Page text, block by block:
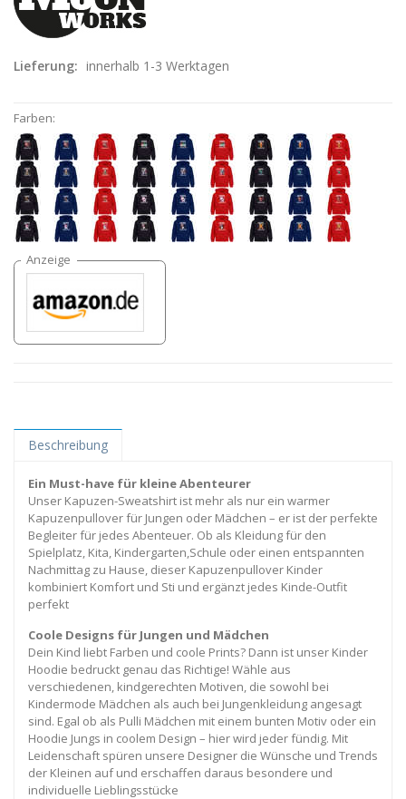
Lieferung: innerhalb 1-3 Werktagen
Farben:
Beschreibung
Ein Must-have für kleine Abenteurer
Unser Kapuzen-Sweatshirt ist mehr als nur ein warmer
Kapuzenpullover für Jungen oder Mädchen – er ist der perfekte
Begleiter für jedes Abenteuer. Ob als Kleidung für den
Spielplatz, Kita, Kindergarten,Schule oder einen entspannten
Nachmittag zu Hause, dieser Kapuzenpullover Kinder
kombiniert Komfort und Sti und ergänzt jedes Kinde-Outfit
perfekt
Coole Designs für Jungen und Mädchen
Dein Kind liebt Farben und coole Prints? Dann ist unser Kinder
Hoodie bedruckt genau das Richtige! Wähle aus
verschiedenen, kindgerechten Motiven, die sowohl bei
Kindermode Mädchen als auch bei Jungenkleidung angesagt
sind. Egal ob als Pulli Mädchen mit einem bunten Motiv oder ein
Hoodie Jungs in coolem Design – hier wird jeder fündig. Mit
Leidenschaft spüren unsere Designer die Wünsche und Trends
der Kleinen auf und erschaffen daraus besondere und
individuelle Lieblingsstücke